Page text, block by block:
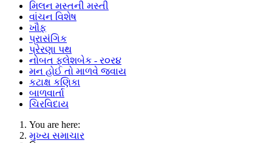
મિલન મસ્તની મસ્તી
વાંચન વિશેષ
ખૌફ
પ્રાસંગિક
પ્રેરણા પથ
નોબત ફ્લેશબેક - ર૦ર૪
મન હોઈ તો માળવે જવાય
કટાક્ષ કણિકા
બાળવાર્તા
ચિરવિદાય
You are here:
મુખ્ય સમાચાર